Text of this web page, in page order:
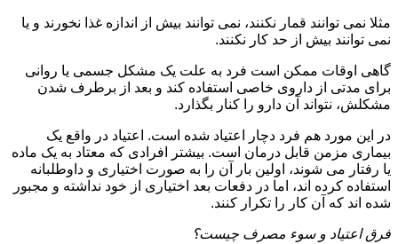
مثلا نمی توانند قمار نکنند، نمی توانند بیش از اندازه غذا نخورند و یا
نمی توانند بیش از حد کار نکنند.
گاهی اوقات ممکن است فرد به علت یک مشکل جسمی یا روانی
برای مدتی از داروی خاصی استفاده کند و بعد از برطرف شدن
مشکلش، نتواند آن دارو را کنار بگذارد.
در این مورد هم فرد دچار اعتیاد شده است. اعتیاد در واقع یک
بیماری مزمن قابل درمان است. بیشتر افرادی که معتاد به یک ماده
یا رفتار می شوند، اولین بار آن را به صورت اختیاری و داوطلبانه
استفاده کرده اند، اما در دفعات بعد اختیاری از خود نداشته و مجبور
شده اند که آن کار را تکرار کنند.
فرق اعتیاد و سوء مصرف چیست؟